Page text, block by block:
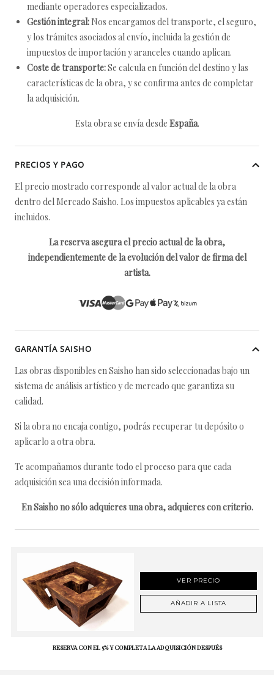
mediante operadores especializados.
Gestión integral: Nos encargamos del transporte, el seguro,
y los trámites asociados al envío, incluida la gestión de
impuestos de importación y aranceles cuando aplican.
Coste de transporte:Se calcula en función del destino y las
características de la obra, y se confirma antes de completar
la adquisición.
Esta obra se envía desde España.
PRECIOS Y PAGO
El precio mostrado corresponde al valor actual de la obra
dentro del Mercado Saisho. Los impuestos aplicables ya están
incluidos.
La reserva asegura el precio actual de la obra,
independientemente de la evolución del valor de firma del
artista.
GARANTÍA SAISHO
Las obras disponibles en Saisho han sido seleccionadas bajo un
sistema de análisis artístico y de mercado que garantiza su
calidad.
Si la obra no encaja contigo, podrás recuperar tu depósito o
aplicarlo a otra obra.
Te acompañamos durante todo el proceso para que cada
adquisición sea una decisión informada.
En Saisho no sólo adquieres una obra, adquieres con criterio.
VER PRECIO
AÑADIR A LISTA
RESERVA CON EL 5% Y COMPLETA LA ADQUISICIÓN DESPUÉS